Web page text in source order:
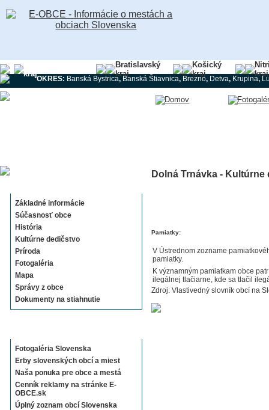
kraj
Bratislavský
kraj
Košický
kraj
kraj
OKRES: Banská Bystrica, Banská Štiavnica, Brezno, Detva, Krupina,
Základné informácie
Súčasnosť obce
História
Kultúrne dedičstvo
Príroda
Fotogaléria
Mapa
Správy z obce
Dokumenty na stiahnutie
Fotogaléria Slovenska
Erby slovenských obcí a miest
Naša ponuka pre obce a mestá
Cenník reklamy na stránke E-
OBCE.sk
Úplný zoznam obcí Slovenska
Dolná Trnávka - Kultúrne
Pamiatky:
V Ústrednom zozname
pamiatky.
K významným pamiatkam obce
ilegálnej tlačiarne, kde sa tlačil
Zdroj: Vlastivedný slovník obcí na